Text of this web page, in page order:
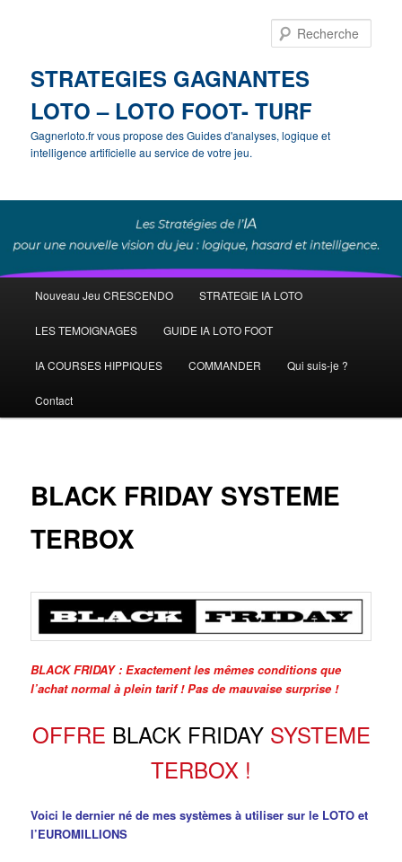
STRATEGIES GAGNANTES
LOTO – LOTO FOOT- TURF
Gagnerloto.fr vous propose des Guides d'analyses, logique et
intelligence artificielle au service de votre jeu.
principal
Aller
au
contenu
Nouveau Jeu CRESCENDO STRATEGIE IA LOTO
LES TEMOIGNAGES GUIDE IA LOTO FOOT
IA COURSES HIPPIQUES COMMANDER Qui suis-je ?
Contact
BLACK FRIDAY SYSTEME
TERBOX
BLACK FRIDAY : Exactement les mêmes conditions que
l’achat normal à plein tarif ! Pas de mauvaise surprise !
OFFRE BLACK FRIDAYSYSTEME
TERBOX !
Voici le dernier né de mes systèmes à utiliser sur le LOTO et
l’EUROMILLIONS